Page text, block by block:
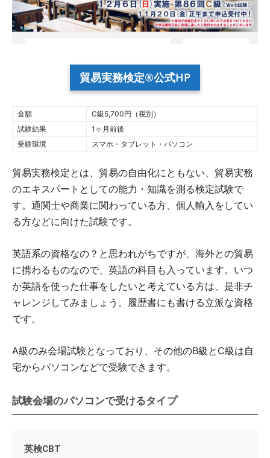
貿易実務検定®公式HP
金額
C級5,700円（税別）
試験結果
1ヶ月前後
受験環境
スマホ・タブレット・パソコン
貿易実務検定とは、貿易の自由化にともない、貿易実務
のエキスパートとしての能力・知識を測る検定試験で
す。通関士や商業に関わっている方、個人輸入をしてい
る方などに向けた試験です。
英語系の資格なの？と思われがちですが、海外との貿易
に携わるものなので、英語の科目も入っています。いつ
か英語を使った仕事をしたいと考えている方は、是非チ
ャレンジしてみましょう。履歴書にも書ける立派な資格
です。
A級のみ会場試験となっており、その他のB級とC級は自
宅からパソコンなどで受験できます。
試験会場のパソコンで受けるタイプ
英検CBT